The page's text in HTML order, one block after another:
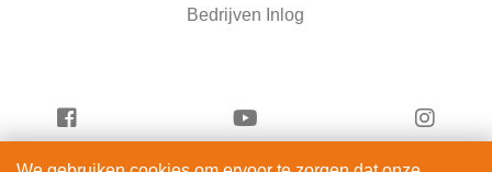
Bedrijven Inlog